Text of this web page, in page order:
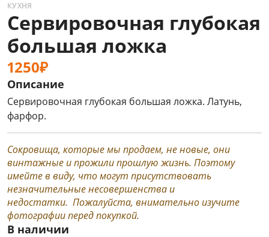
КУХНЯ
Сервировочная глубокая
большая ложка
1250₽
Описание
Сервировочная глубокая большая ложка. Латунь,
фарфор.
Сокровища, которые мы продаем, не новые, они
винтажные и прожили прошлую жизнь. Поэтому
имейте в виду, что могут присутствовать
незначительные несовершенства и
недостатки. Пожалуйста, внимательно изучите
фотографии перед покупкой.
В наличии